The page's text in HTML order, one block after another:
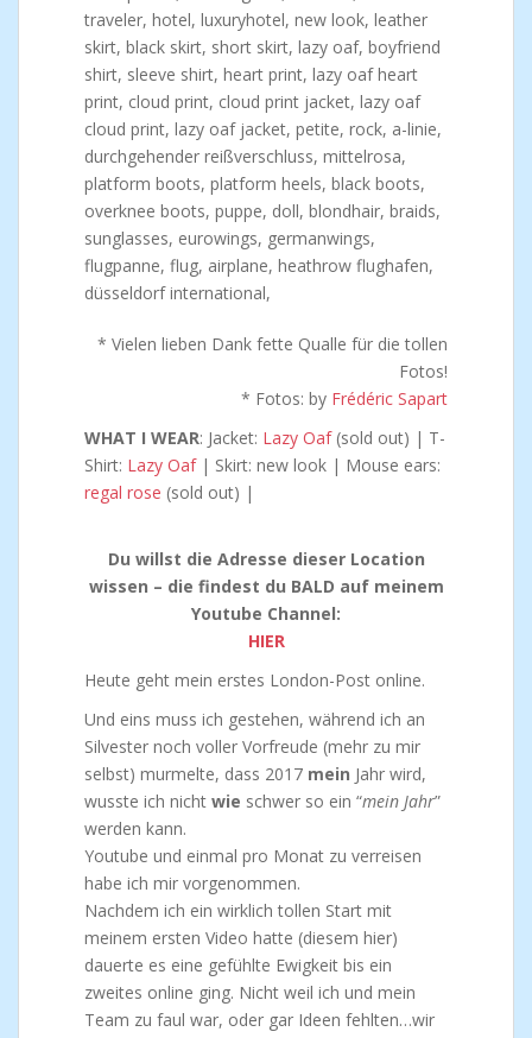
* Vielen lieben Dank fette Qualle für die tollen
Fotos!
* Fotos: by Frédéric Sapart
WHAT I WEAR: Jacket: Lazy Oaf (sold out) | T-
Shirt: Lazy Oaf | Skirt: new look | Mouse ears:
regal rose (sold out) |
Du willst die Adresse dieser Location
wissen – die findest du BALD auf meinem
Youtube Channel:
HIER
Heute geht mein erstes London-Post online.
Und eins muss ich gestehen, während ich an
Silvester noch voller Vorfreude (mehr zu mir
selbst) murmelte, dass 2017 mein Jahr wird,
wusste ich nicht wie schwer so ein “mein Jahr”
werden kann.
Youtube und einmal pro Monat zu verreisen
habe ich mir vorgenommen.
Nachdem ich ein wirklich tollen Start mit
meinem ersten Video hatte (diesem hier)
dauerte es eine gefühlte Ewigkeit bis ein
zweites online ging. Nicht weil ich und mein
Team zu faul war, oder gar Ideen fehlten…wir